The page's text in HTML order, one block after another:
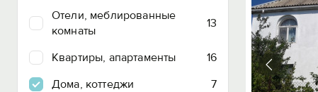
Отели, меблированные
комнаты
13
Квартиры, апартаменты
16
Дома, коттеджи
7